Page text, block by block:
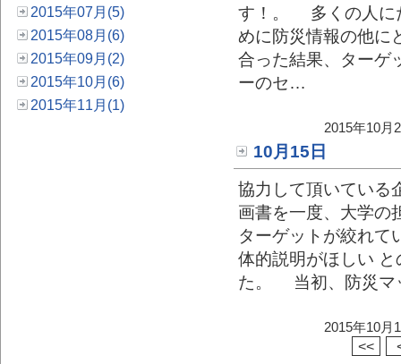
2015年07月(5)
2015年08月(6)
2015年09月(2)
2015年10月(6)
2015年11月(1)
す！。 多くの人に
めに防災情報の他に
合った結果、ターゲ
ーのセ…
2015年10
10月15日
協力して頂いている
画書を一度、大学の
ターゲットが絞れて
体的説明がほしい
た。 当初、防災マ
2015年10
<<